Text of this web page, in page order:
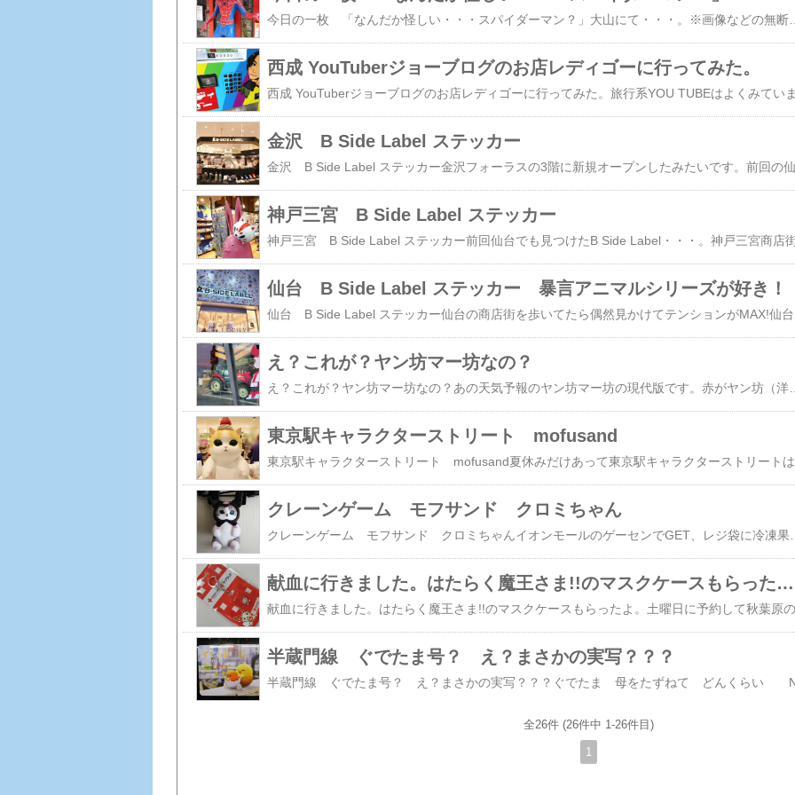
今日の一枚 「なんだか怪しい・・・スパイダーマン？」大山にて・・・。※画像などの無断使用転載禁止コスプレ 仮装 スパイダーマンホームカミング 大人用 【 コスプレ 衣装 ハロウィン 仮装 コスチューム マーベル グッズ スパイダーマン MARVEL 公式 正規ライセンス品 メンズ パーティーグッズ アメコミ 映画キャラクター 余興 男性用 】
西成 YouTuberジョーブログのお店レディゴーに行ってみた。
金沢 B Side Label ステッカー
神戸三宮 B Side Label ステッカー
仙台 B Side Label ステッカー 暴言アニマルシリーズが好き！
え？これが？ヤン坊マー坊なの？
え？これが？ヤン坊マー坊なの？あの天気予報のヤン坊マー坊の現代版です。赤がヤン坊（洋服にYのマーク）マー坊（洋服がMのマーク）〜動かす力だ！ヤンマーディーゼル！八重洲のショールームからでした。※画像などの無断使用転載禁止
東京駅キャラクターストリート mofusand
クレーンゲーム モフサンド クロミちゃん
献血に行きました。はたらく魔王さま!!のマスクケースもらったよ。
半蔵門線 ぐでたま号？ え？まさかの実写？？？
全26件 (26件中 1-26件目)
1